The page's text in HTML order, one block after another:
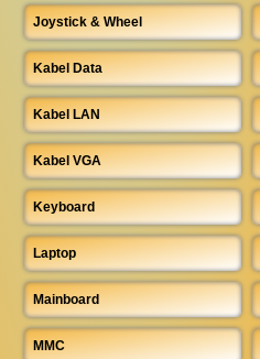
Joystick & Wheel
Kabel Data
Kabel LAN
Kabel VGA
Keyboard
Laptop
Mainboard
MMC